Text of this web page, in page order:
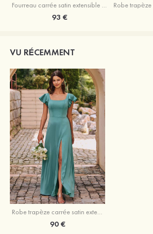
Fourreau carrée satin extensible ras du sol robe de demoiselle d'honneur
93 €
VU RÉCEMMENT
Robe trapèze carrée satin extensible longueur ras du sol robe de demoiselle d'honneur avec volants fendue
90 €